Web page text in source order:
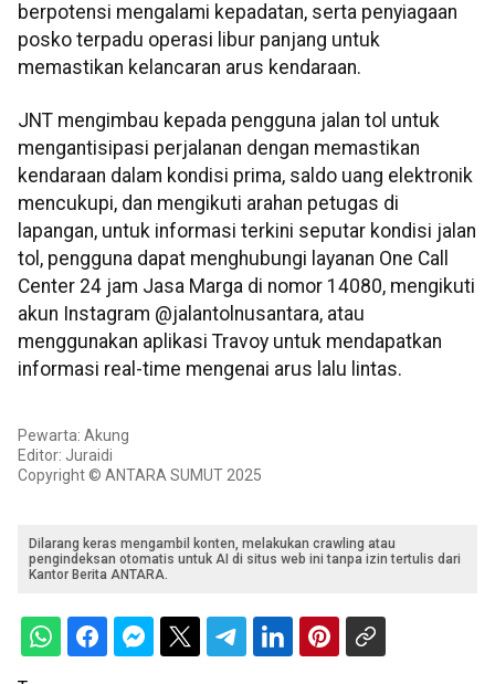
berpotensi mengalami kepadatan, serta penyiagaan
posko terpadu operasi libur panjang untuk
memastikan kelancaran arus kendaraan.
JNT mengimbau kepada pengguna jalan tol untuk
mengantisipasi perjalanan dengan memastikan
kendaraan dalam kondisi prima, saldo uang elektronik
mencukupi, dan mengikuti arahan petugas di
lapangan, untuk informasi terkini seputar kondisi jalan
tol, pengguna dapat menghubungi layanan One Call
Center 24 jam Jasa Marga di nomor 14080, mengikuti
akun Instagram @jalantolnusantara, atau
menggunakan aplikasi Travoy untuk mendapatkan
informasi real-time mengenai arus lalu lintas.
Pewarta: Akung
Editor: Juraidi
Copyright © ANTARA SUMUT 2025
Dilarang keras mengambil konten, melakukan crawling atau
pengindeksan otomatis untuk AI di situs web ini tanpa izin tertulis dari
Kantor Berita ANTARA.